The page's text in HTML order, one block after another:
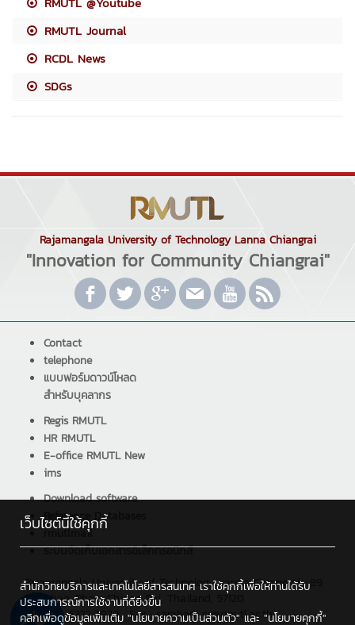
RMUTL Journal
RCDL News
SDGs
Rajamangala University of Technology Lanna Chiangrai
"Innovation for Community Chiangrai"
Contact
telephone
แบบฟอร์มดาวน์โหลด
สำหรับบุคลากร
Regis RMUTL
HR RMUTL
E-office RMUTL New
ims
Download software
Reference Databases
rmutlmail
ระบบจัดเก็บเอกสารอิเล็กทรอนิกส์
Rajamangala University of Technology Lanna Chiangrai : 99
Sai Khao, Phan, Chiang Rai, Thailand, 57120
Tel : +66 5372 3979 , Fax : saraban_cr@rmutl.ac.th
เว็บไซต์นี้ใช้คุกกี้
สำนักวิทยบริการและเทคโนโลยีสารสนเทศ เราใช้คุกกี้เพื่อให้ท่านได้รับ
ประสบการณ์การใช้งานที่ดียิ่งขึ้น
คลิกเพื่อดูข้อมูลเพิ่มเติม "นโยบายความเป็นส่วนตัว" และ "นโยบายคุกกี้"